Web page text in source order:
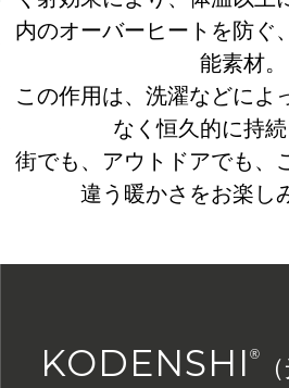
内のオーバーヒートを防ぐ
能素材。
この作用は、洗濯などによ
なく恒久的に持続
街でも、アウトドアでも、
違う暖かさをお楽し
KODENSHI ®